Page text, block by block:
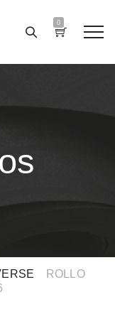
0
ROLLO